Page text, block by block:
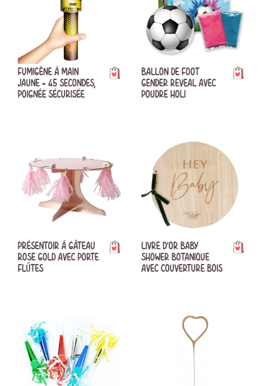
FUMIGÈNE À MAIN
JAUNE - 45 SECONDES,
POIGNÉE SÉCURISÉE
BALLON DE FOOT
GENDER REVEAL AVEC
POUDRE HOLI
PRÉSENTOIR À GÂTEAU
ROSE GOLD AVEC PORTE
FLÛTES
LIVRE D'OR BABY
SHOWER BOTANIQUE
AVEC COUVERTURE BOIS